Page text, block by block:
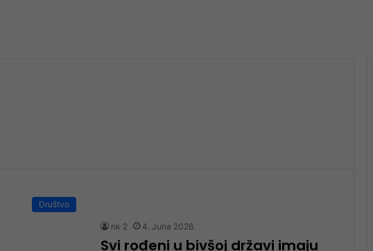
Društvo
nk 2 4. Juna 2026.
Svi rođeni u bivšoj državi imaju